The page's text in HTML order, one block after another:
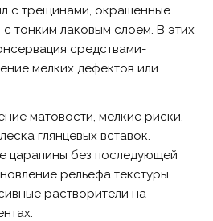
с трещинами, окрашенные
тонким лаковым слоем. В этих
средствами-
мелких дефектов или
матовости, мелкие риски,
глянцевых вставок.
царапины без последующей
рельефа текстуры
растворители на